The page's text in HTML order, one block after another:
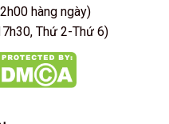
hàng ngày)
Thứ 2-Thứ 6)